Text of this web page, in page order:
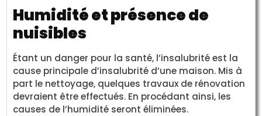
Humidité et présence de
nuisibles
Étant un danger pour la santé, l’insalubrité est la
cause principale d’insalubrité d’une maison. Mis à
part le nettoyage, quelques travaux de rénovation
devraient être effectués. En procédant ainsi, les
causes de l’humidité seront éliminées.